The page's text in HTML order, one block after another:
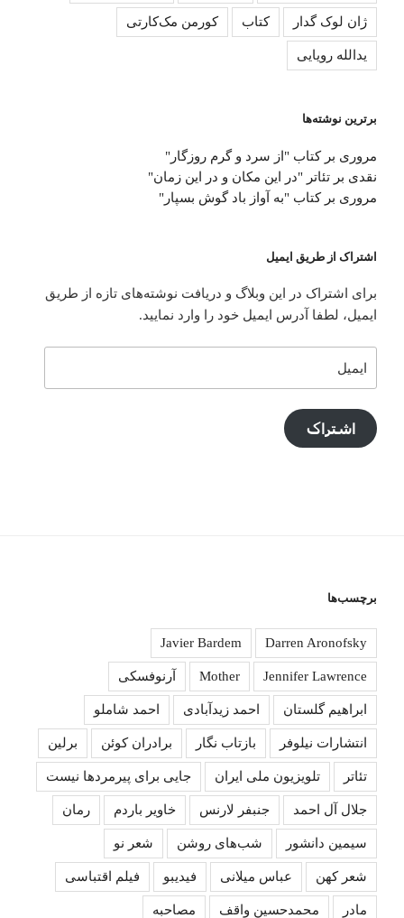
ژان لوک گدار کتاب کورمن مک‌کارتی
یدالله رویایی
برترین نوشته‌ها
مروری بر کتاب "از سرد و گرم روزگار"
نقدی بر تئاتر "در این مکان و در این زمان"
مروری بر کتاب "به آواز باد گوش بسپار"
اشتراک از طریق ایمیل
برای اشتراک در این وبلاگ و دریافت نوشته‌های تازه از طریق
ایمیل، لطفا آدرس ایمیل خود را وارد نمایید.
اشتراک
برچسب‌ها
Darren Aronofsky
Javier Bardem
Jennifer Lawrence
Mother آرنوفسکی
ابراهیم گلستان احمد زیدآبادی احمد شاملو
انتشارات نیلوفر بازتاب نگار برادران کوئن برلین
تئاتر تلویزیون ملی ایران جایی برای پیرمردها نیست
جلال آل احمد جنبفر لارنس خاویر باردم رمان
سیمین دانشور شب‌های روشن شعر نو
شعر کهن عباس میلانی فیدیبو فیلم اقتباسی
مادر محمدحسین واقف مصاحبه